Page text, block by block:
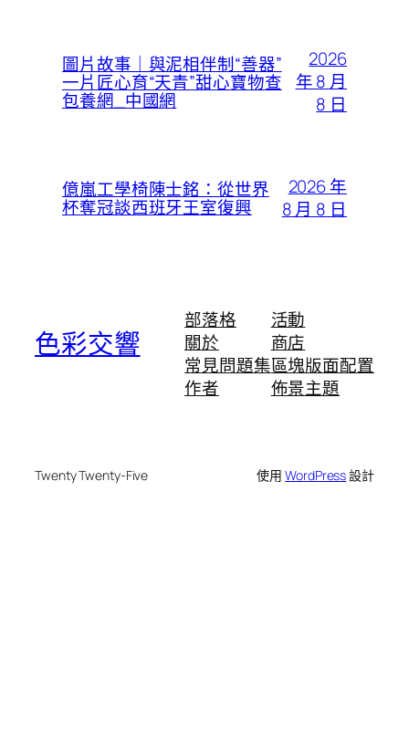
圖片故事｜與泥相伴制“善器”
一片匠心育“天青”甜心寶物查
包養網_中國網
2026
年 8 月
8 日
億嵐工學椅陳士銘：從世界
杯奪冠談西班牙王室復興
2026 年
8 月 8 日
色彩交響
部落格
關於
常見問題集
作者
活動
商店
區塊版面配置
佈景主題
Twenty Twenty-Five 使用WordPress設計